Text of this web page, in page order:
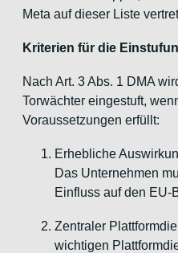
Meta auf dieser Liste
Kriterien für die
Nach Art. 3 Abs. 1 DMA
Torwächter eingestuft,
Voraussetzungen erfüllt:
Erhebliche
Das Unternehmen
Einfluss auf den EU-
Zentraler
wichtigen